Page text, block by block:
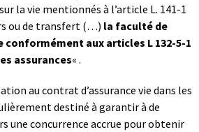
la vie mentionnés à l’article L. 141-1
ou de transfert (…) la faculté de
conformément aux articles L 132-5-1
assurances« .
au contrat d’assurance vie dans les
destiné à garantir à de
une concurrence accrue pour obtenir